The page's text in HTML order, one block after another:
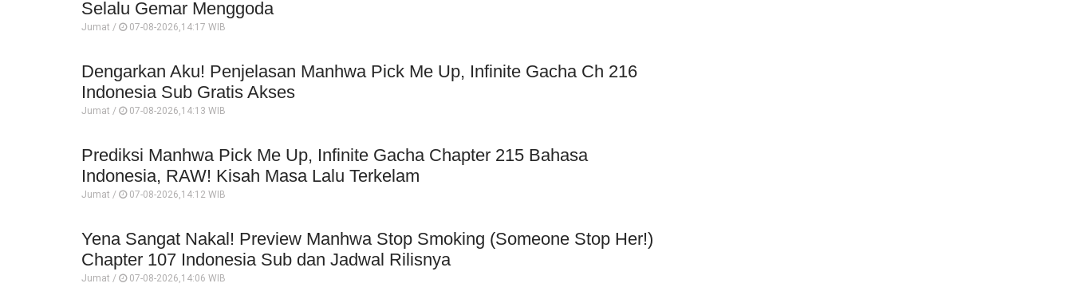
Selalu Gemar Menggoda
Jumat / 07-08-2026,14:17 WIB
Dengarkan Aku! Penjelasan Manhwa Pick Me Up, Infinite Gacha Ch 216
Indonesia Sub Gratis Akses
Jumat / 07-08-2026,14:13 WIB
Prediksi Manhwa Pick Me Up, Infinite Gacha Chapter 215 Bahasa
Indonesia, RAW! Kisah Masa Lalu Terkelam
Jumat / 07-08-2026,14:12 WIB
Yena Sangat Nakal! Preview Manhwa Stop Smoking (Someone Stop Her!)
Chapter 107 Indonesia Sub dan Jadwal Rilisnya
Jumat / 07-08-2026,14:06 WIB